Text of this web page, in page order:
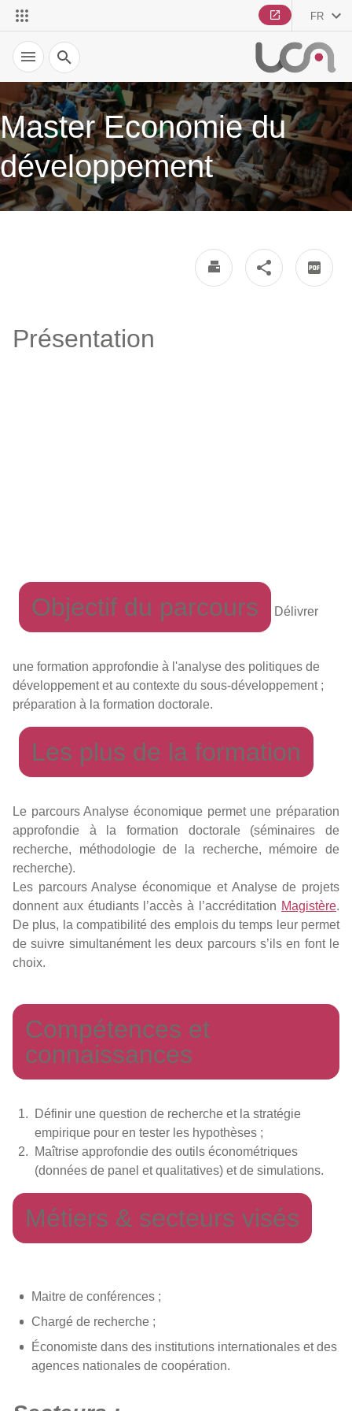
FR
Recherche
Master Economie du
développement
Présentation
Objectif du parcours Délivrer
une formation approfondie à l'analyse des politiques de
développement et au contexte du sous-développement ;
préparation à la formation doctorale.
Les plus de la formation
Le parcours Analyse économique permet une préparation
approfondie à la formation doctorale (séminaires de
recherche, méthodologie de la recherche, mémoire de
recherche).
Les parcours Analyse économique et Analyse de projets
donnent aux étudiants l’accès à l’accréditation Magistère.
De plus, la compatibilité des emplois du temps leur permet
de suivre simultanément les deux parcours s’ils en font le
choix.
Compétences et
connaissances
Définir une question de recherche et la stratégie
empirique pour en tester les hypothèses ;
Maîtrise approfondie des outils économétriques
(données de panel et qualitatives) et de simulations.
Métiers & secteurs visés
Maitre de conférences ;
Chargé de recherche ;
Économiste dans des institutions internationales et des
agences nationales de coopération.